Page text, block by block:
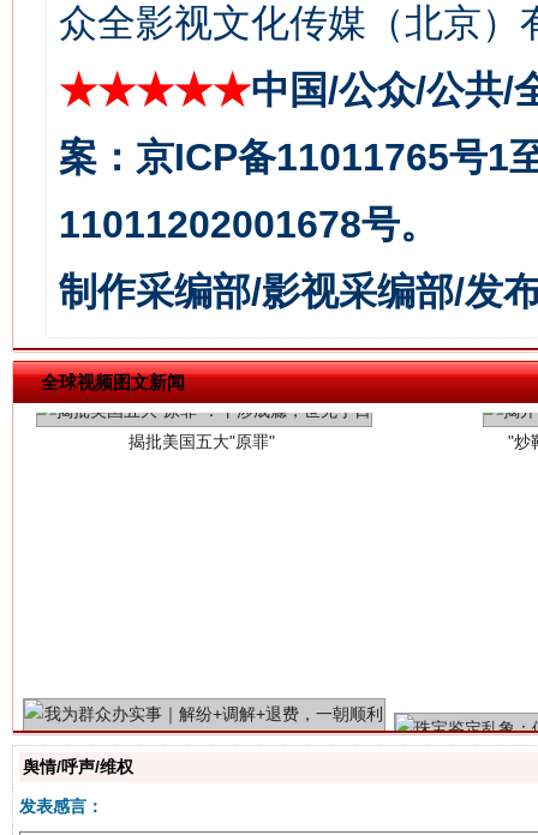
众全影视文化传媒（北京）
★★★★★中国/公众/公共/
案：京ICP备11011765号1
11011202001678号。
制作采编部/影视采编部/发
全球视频图文新闻
揭批美国五大"原罪"
舆情/呼声/维权
发表感言：